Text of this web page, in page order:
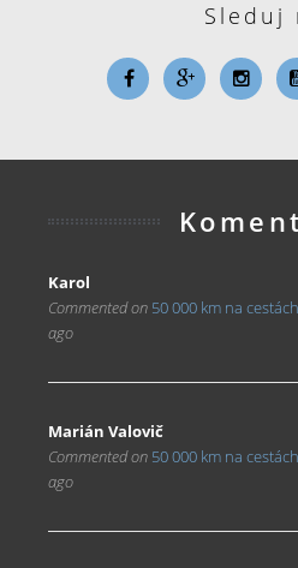
Sleduj
Karol
Commented on 50 000 km na
ago
Marián Valovič
Commented on 50 000 km na
ago